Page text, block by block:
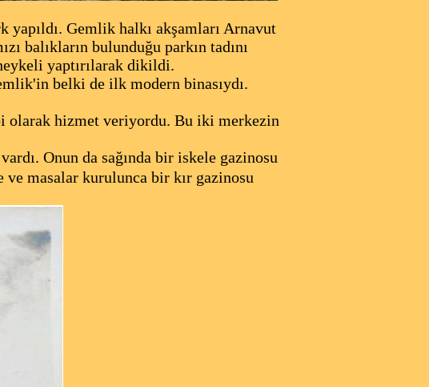
yapıldı. Gemlik halkı akşamları Arnavut
balıkların bulunduğu parkın tadını
yaptırılarak dikildi.
belki de ilk modern binasıydı.
olarak hizmet veriyordu. Bu iki merkezin
Onun da sağında bir iskele gazinosu
masalar kurulunca bir kır gazinosu